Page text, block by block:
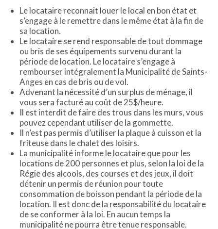
Le locataire reconnait louer le local en bon état et
s’engage à le remettre dans le même état à la fin de
sa location.
Le locataire se rend responsable de tout dommage
ou bris de ses équipements survenu durant la
période de location. Le locataire s’engage à
rembourser intégralement la Municipalité de Saints-
Anges en cas de bris ou de vol.
Advenant la nécessité d’un surplus de ménage, il
vous sera facturé au coût de 25$/heure.
Il est interdit de faire des trous dans les murs, vous
pouvez cependant utiliser de la gommette.
Il n’est pas permis d’utiliser la plaque à cuisson et la
friteuse dans le chalet des loisirs.
La municipalité informe le locataire que pour les
locations de 200 personnes et plus, selon la loi de la
Régie des alcools, des courses et des jeux, il doit
détenir un permis de réunion pour toute
consommation de boisson pendant la période de la
location. Il est donc de la responsabilité du locataire
de se conformer à la loi. En aucun temps la
municipalité ne pourra être tenue responsable.